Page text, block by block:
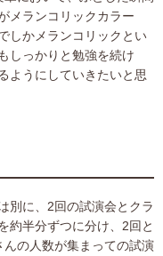
メランコリックカラー
しかメランコリックとい
しっかりと勉強を続け
ようにしていきたいと思
別に、2回の試演会とクラ
約半分ずつに分け、2回と
の人数が集まっての試演